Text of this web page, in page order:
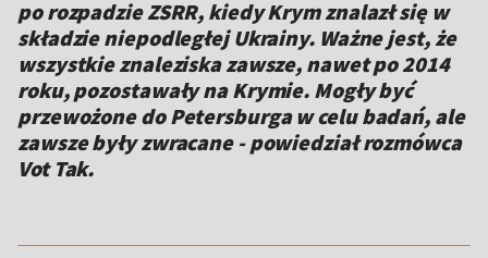
po rozpadzie ZSRR, kiedy Krym znalazł się w
składzie niepodległej Ukrainy. Ważne jest, że
wszystkie znaleziska zawsze, nawet po 2014
roku, pozostawały na Krymie. Mogły być
przewożone do Petersburga w celu badań, ale
zawsze były zwracane - powiedział rozmówca
Vot Tak.